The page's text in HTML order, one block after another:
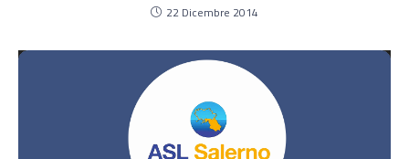
22 Dicembre 2014